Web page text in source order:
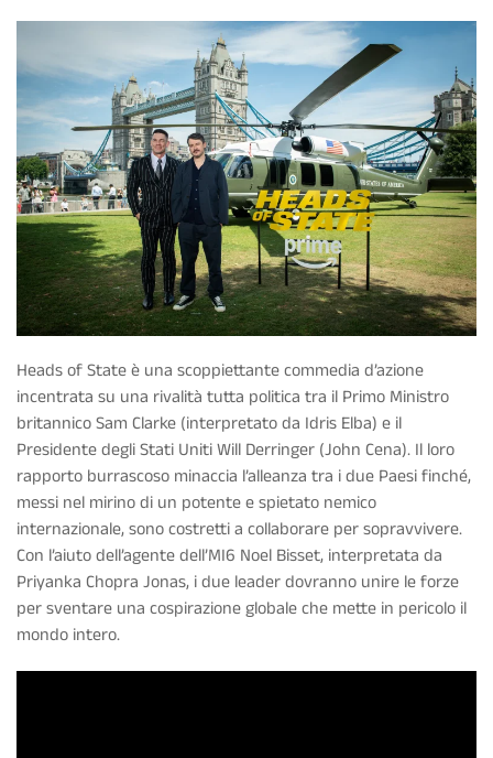
Heads of State è una scoppiettante commedia d’azione
incentrata su una rivalità tutta politica tra il Primo Ministro
britannico Sam Clarke (interpretato da Idris Elba) e il
Presidente degli Stati Uniti Will Derringer (John Cena). Il loro
rapporto burrascoso minaccia l’alleanza tra i due Paesi finché,
messi nel mirino di un potente e spietato nemico
internazionale, sono costretti a collaborare per sopravvivere.
Con l’aiuto dell’agente dell’MI6 Noel Bisset, interpretata da
Priyanka Chopra Jonas, i due leader dovranno unire le forze
per sventare una cospirazione globale che mette in pericolo il
mondo intero.